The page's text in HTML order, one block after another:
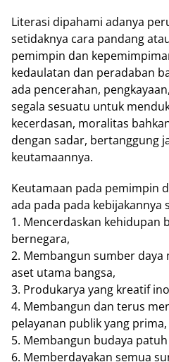
Literasi dipahami adanya
setidaknya cara pandang
pemimpin dan
kedaulatan dan peradaban
ada pencerahan,
segala sesuatu untuk
kecerdasan, moralitas
dengan sadar, bertanggung
keutamaannya.
Keutamaan pada pemimpin
ada pada pada kebijakannya
1. Mencerdaskan kehidupan
bernegara,
2. Membangun sumber daya
aset utama bangsa,
3. Produkarya yang kreatif
4. Membangun dan terus
pelayanan publik yang prima,
5. Membangun budaya
6. Memberdayakan semua